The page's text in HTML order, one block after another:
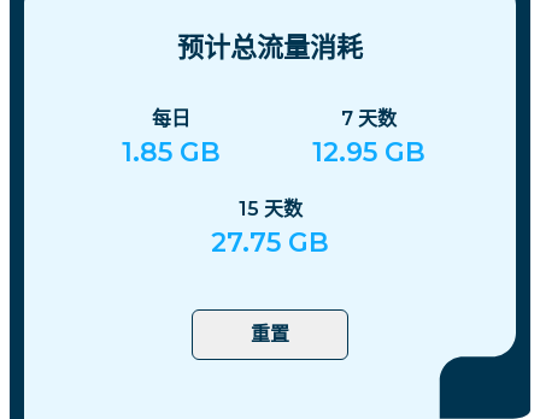
预计总流量消耗
每日
1.85 GB
7 天数
12.95 GB
15 天数
27.75 GB
重置